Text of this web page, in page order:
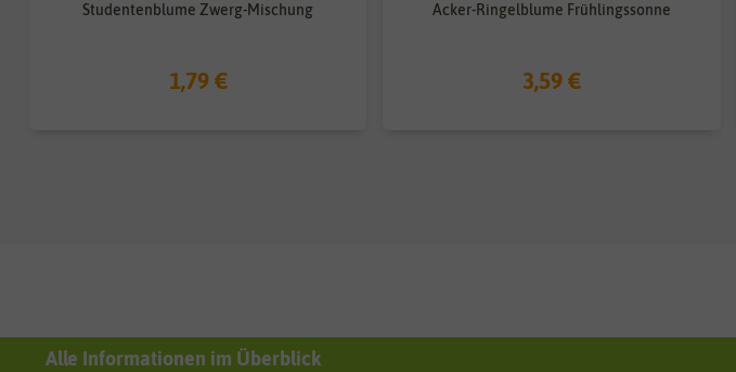
Studentenblume Zwerg-Mischung
1,79 €
Acker-Ringelblume Frühlingssonne
3,59 €
Alle Informationen im Überblick